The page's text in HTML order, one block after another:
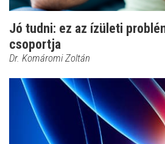
Jó tudni: ez az ízületi
csoportja
Dr. Komáromi Zoltán